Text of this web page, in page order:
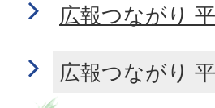
広報つながり
広報つながり